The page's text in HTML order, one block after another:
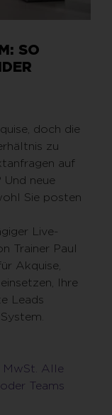
SO
doch die
zu
auf
neue
Sie posten
Live-
Trainer Paul
Akquise,
Ihre
Leads
MwSt. Alle
Teams